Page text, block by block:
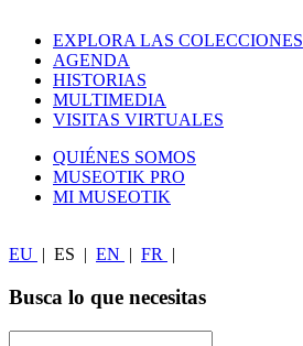
EXPLORA LAS COLECCIONES
AGENDA
HISTORIAS
MULTIMEDIA
VISITAS VIRTUALES
QUIÉNES SOMOS
MUSEOTIK PRO
MI MUSEOTIK
EU ES EN FR
Busca lo que necesitas